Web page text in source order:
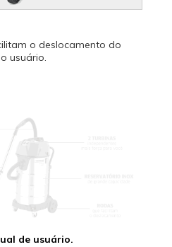
o deslocamento do
usuário.
de usuário.